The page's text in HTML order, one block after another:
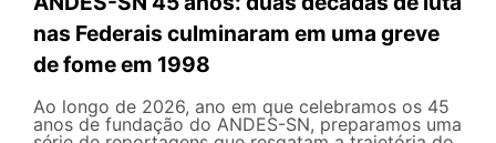
nas Federais culminaram em uma greve
de fome em 1998
Ao longo de 2026, ano em que celebramos os 45
anos de fundação do ANDES-SN, preparamos uma